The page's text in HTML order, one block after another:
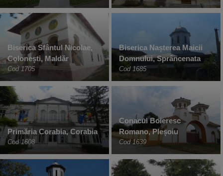
Biserica Sfântul Nicolae,
Colonești, Maldăr
Cod 1705
Biserica Nașterea Maicii
Domnului, Sprâncenata
Cod 1685
Primăria Corabia, Corabia
Cod 1608
Conacul Boieresc
Romano, Pleșoiu
Cod 1639